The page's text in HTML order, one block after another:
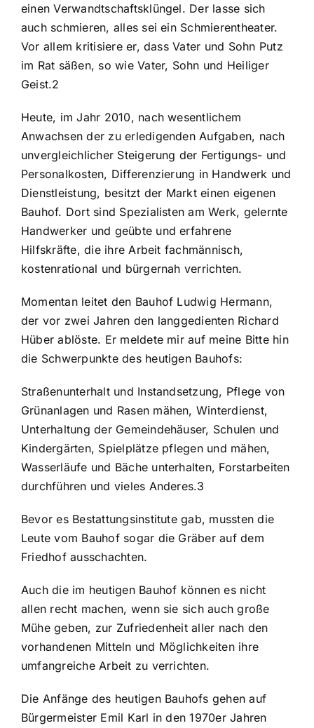
einen Verwandtschaftsklüngel. Der lasse sich
auch schmieren, alles sei ein Schmierentheater.
Vor allem kritisiere er, dass Vater und Sohn Putz
im Rat säßen, so wie Vater, Sohn und Heiliger
Geist.2
Heute, im Jahr 2010, nach wesentlichem
Anwachsen der zu erledigenden Aufgaben, nach
unvergleichlicher Steigerung der Fertigungs- und
Personalkosten, Differenzierung in Handwerk und
Dienstleistung, besitzt der Markt einen eigenen
Bauhof. Dort sind Spezialisten am Werk, gelernte
Handwerker und geübte und erfahrene
Hilfskräfte, die ihre Arbeit fachmännisch,
kostenrational und bürgernah verrichten.
Momentan leitet den Bauhof Ludwig Hermann,
der vor zwei Jahren den langgedienten Richard
Hüber ablöste. Er meldete mir auf meine Bitte hin
die Schwerpunkte des heutigen Bauhofs:
Straßenunterhalt und Instandsetzung, Pflege von
Grünanlagen und Rasen mähen, Winterdienst,
Unterhaltung der Gemeindehäuser, Schulen und
Kindergärten, Spielplätze pflegen und mähen,
Wasserläufe und Bäche unterhalten, Forstarbeiten
durchführen und vieles Anderes.3
Bevor es Bestattungsinstitute gab, mussten die
Leute vom Bauhof sogar die Gräber auf dem
Friedhof ausschachten.
Auch die im heutigen Bauhof können es nicht
allen recht machen, wenn sie sich auch große
Mühe geben, zur Zufriedenheit aller nach den
vorhandenen Mitteln und Möglichkeiten ihre
umfangreiche Arbeit zu verrichten.
Die Anfänge des heutigen Bauhofs gehen auf
Bürgermeister Emil Karl in den 1970er Jahren